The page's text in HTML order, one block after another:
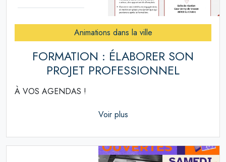
Animations dans la ville
FORMATION : ÉLABORER SON
PROJET PROFESSIONNEL
À VOS AGENDAS !
Voir plus